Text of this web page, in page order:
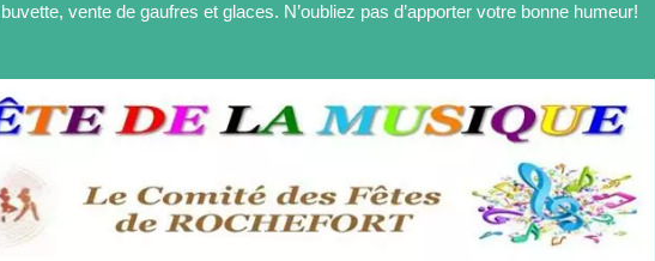
vente de gaufres et glaces. N’oubliez pas d’apporter votre bonne humeur!